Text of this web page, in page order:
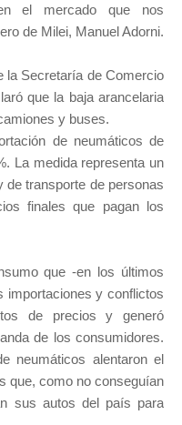
el mercado que nos
de Milei, Manuel Adorni.
la Secretaría de Comercio
que la baja arancelaria
y buses.
de neumáticos de
La medida representa un
transporte de personas
finales que pagan los
que -en los últimos
importaciones y conflictos
de precios y generó
de los consumidores.
neumáticos alentaron el
que, como no conseguían
sus autos del país para